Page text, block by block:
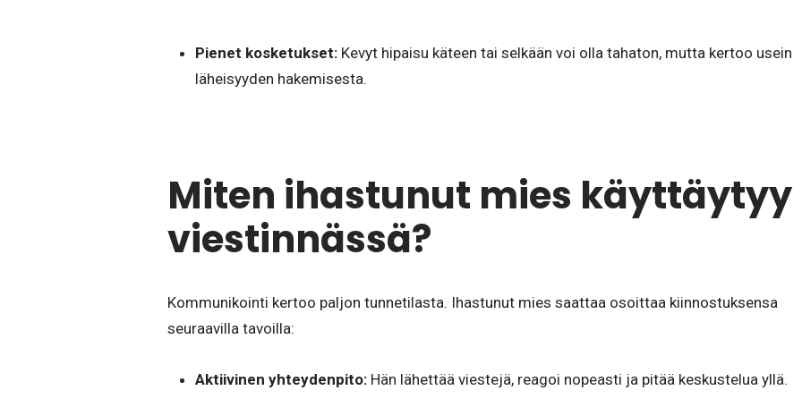
Pienet kosketukset:Kevyt hipaisu käteen tai selkään voi olla tahaton, mutta kertoo usein
läheisyyden hakemisesta.
Miten ihastunut mies käyttäytyy
viestinnässä?
Kommunikointi kertoo paljon tunnetilasta. Ihastunut mies saattaa osoittaa kiinnostuksensa
seuraavilla tavoilla:
Aktiivinen yhteydenpito:Hän lähettää viestejä, reagoi nopeasti ja pitää keskustelua yllä.